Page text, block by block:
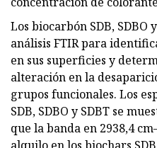
Los biocarbón SDB, SDBO
análisis FTIR para
en sus superficies y
alteración en la
grupos funcionales. Los
SDB, SDBO y SDBT se
que la banda en 2938,4